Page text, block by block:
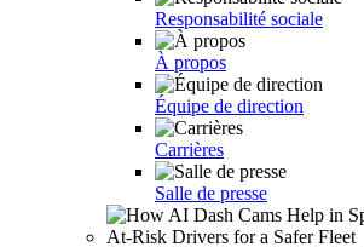
Responsabilité sociale
À propos
Équipe de direction
Carrières
Salle de presse